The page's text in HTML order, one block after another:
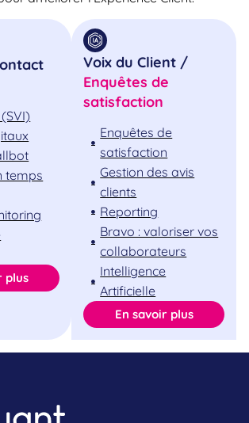
temps
plus
Voix du Client /
Enquêtes de
satisfaction
Enquêtes de
satisfaction
Gestion des avis
clients
Reporting
Bravo : valoriser vos
collaborateurs
Intelligence
Artificielle
En savoir plus